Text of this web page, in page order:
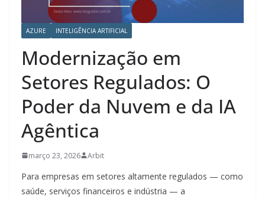
AZURE INTELIGÊNCIA ARTIFICIAL
Modernização em
Setores Regulados: O
Poder da Nuvem e da IA
Agêntica
março 23, 2026 Arbit
Para empresas em setores altamente regulados — como
saúde, serviços financeiros e indústria — a